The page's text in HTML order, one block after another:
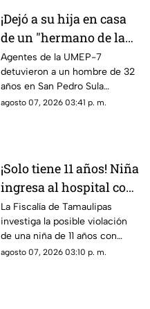
¡Dejó a su hija en casa
de un "hermano de la
iglesia" para jugar con
otros niños y la niña
terminó 4bus4d4
Agentes de la UMEP-7
detuvieron a un hombre de 32
años en San Pedro Sula
acusado de agredir
agosto 07, 2026 03:41 p. m.
¡Solo tiene 11 años! Niña
ingresa al hospital con
más de 5 meses de
embarazo: autoridades
investigan familiares
La Fiscalía de Tamaulipas
investiga la posible violación
de una niña de 11 años con
cinco meses de embarazo en
agosto 07, 2026 03:10 p. m.